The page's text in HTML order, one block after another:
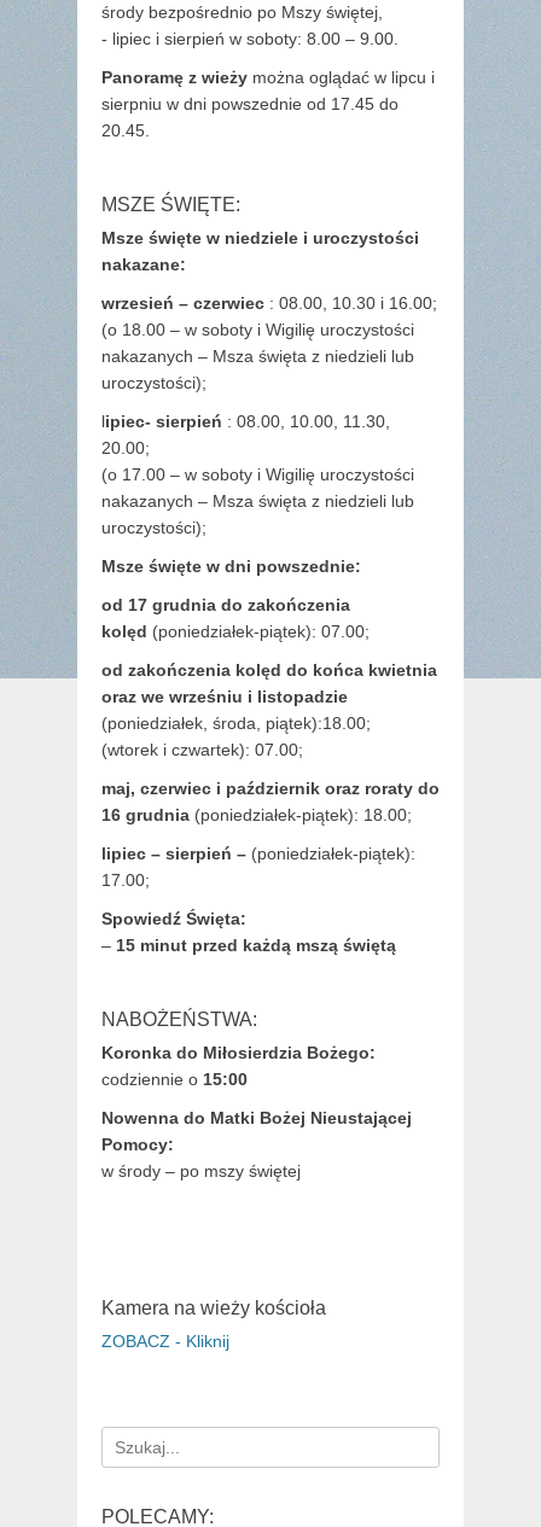
środy bezpośrednio po Mszy świętej,
- lipiec i sierpień w soboty: 8.00 – 9.00.
Panoramę z wieży można oglądać w lipcu i
sierpniu w dni powszednie od 17.45 do
20.45.
MSZE ŚWIĘTE:
Msze święte w niedziele i uroczystości
nakazane:
wrzesień – czerwiec : 08.00, 10.30 i 16.00;
(o 18.00 – w soboty i Wigilię uroczystości
nakazanych – Msza święta z niedzieli lub
uroczystości);
lipiec- sierpień : 08.00, 10.00, 11.30,
20.00;
(o 17.00 – w soboty i Wigilię uroczystości
nakazanych – Msza święta z niedzieli lub
uroczystości);
Msze święte w dni powszednie:
od 17 grudnia do zakończenia
kolęd (poniedziałek-piątek): 07.00;
od zakończenia kolęd do końca kwietnia
oraz we wrześniu i listopadzie
(poniedziałek, środa, piątek):18.00;
(wtorek i czwartek): 07.00;
maj, czerwiec i październik oraz roraty do
16 grudnia (poniedziałek-piątek): 18.00;
lipiec – sierpień – (poniedziałek-piątek):
17.00;
Spowiedź Święta:
– 15 minut przed każdą mszą świętą
NABOŻEŃSTWA:
Koronka do Miłosierdzia Bożego:
codziennie o 15:00
Nowenna do Matki Bożej Nieustającej
Pomocy:
w środy – po mszy świętej
Kamera na wieży kościoła
ZOBACZ - Kliknij
Search
for:
POLECAMY: